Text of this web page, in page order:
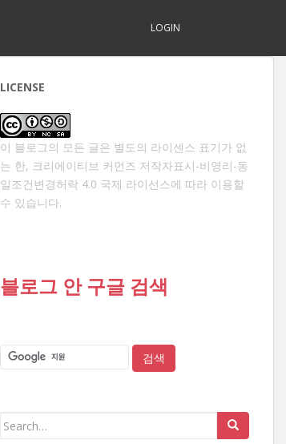
LOGIN
LICENSE
이 블로그의 모든 글은 별도의 라이센스 표기가 없
는 한, 크리에이티브 커먼즈 저작자표시-비영리-동
일조건변경허락 4.0 국제 라이선스에 따라 이용할
수 있습니다.
블로그 안 구글 검색
Search